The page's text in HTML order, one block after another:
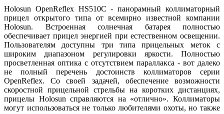
Holosun OpenReflex HS510C - панорамный коллиматорный
прицел открытого типа от всемирно известной компании
Holosun. Встроенная солнечная батарея полностью
обеспечивает прицел энергией при естественном освещении.
Пользователям доступны три типа прицельных меток с
широким диапазоном регулировки яркости. Полностью
просветленная оптика с отсутствием параллакса - вот далеко
не полный перечень достоинств коллиматоров серии
OpenReflex. Со своей задачей, обеспечение возможности
скоростной прицельной стрельбы на коротких дистанциях,
прицелы Holosun справляются на «отлично». Коллиматоры
могут использоваться не только любителями охоты, но также